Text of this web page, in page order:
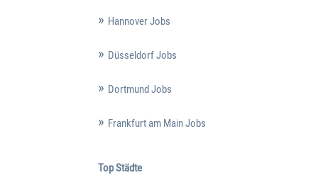
Hannover Jobs
Düsseldorf Jobs
Dortmund Jobs
Frankfurt am Main Jobs
Top Städte